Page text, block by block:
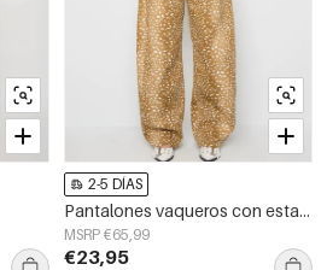
2-5 DÍAS
Pantalones vaqueros con estampado de ciervos
MSRP €65,99
€23,95